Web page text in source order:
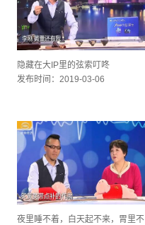
隐藏在大IP里的弦索叮咚
发布时间：2019-03-06
夜里睡不着，白天起不来，胃里不